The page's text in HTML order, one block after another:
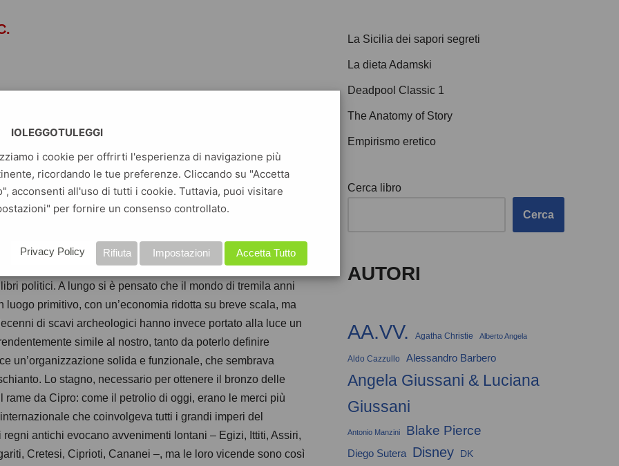
Cline
mare. Sappiamo il loro nome e poco altro: li chamiamo
Mare» e al loro arrivo caddero regni millenari e l’intera
collassò repentinamente. Dopo, seguirono solo lunghi
del Bronzo era stata un’epoca di fiorenti commerci, di
tecnica e culturale, di rapporti diplomatici internazionali, di
politici. A lungo si è pensato che il mondo di tremila anni
luogo primitivo, con un’economia ridotta su breve scala, ma
di scavi archeologici hanno invece portato alla luce un
simile al nostro, tanto da poterlo definire
un’organizzazione solida e funzionale, che sembrava
Lo stagno, necessario per ottenere il bronzo delle
da Cipro: come il petrolio di oggi, erano le merci più
che coinvolgeva tutti i grandi imperi del
antichi evocano avvenimenti lontani – Egizi, Ittiti, Assiri,
Cretesi, Ciprioti, Cananei –, ma le loro vicende sono così
La Sicilia dei sapori segreti
La dieta Adamski
Deadpool Classic 1
The Anatomy of Story
Empirismo eretico
Cerca libro
Cerca
AUTORI
AA.VV. Agatha Christie Alberto Angela
Aldo Cazzullo Alessandro Barbero
Angela Giussani & Luciana
Giussani
Antonio Manzini Blake Pierce
Diego Sutera Disney DK
IOLEGGOTULEGGI
i cookie per offrirti l'esperienza di navigazione più
ricordando le tue preferenze. Cliccando su "Accetta
acconsenti all'uso di tutti i cookie. Tuttavia, puoi visitare
per fornire un consenso controllato.
Accetta Tutto
Impostazioni
Rifiuta
Privacy Policy